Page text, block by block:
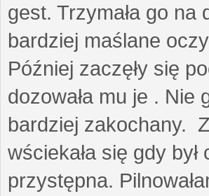
gest. Trzymała go na
bardziej maślane
Później zaczęły się
dozowała mu je . Nie
bardziej zakochany.
wściekała się gdy
przystępna.